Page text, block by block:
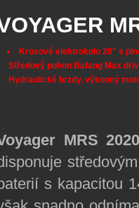
Krosové elektrokolo 28" s
Středový pohon Bafang Max
Hydraulické brzdy, výkonný
MRS
s kapacitou